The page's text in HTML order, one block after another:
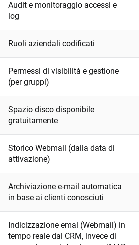
Audit e monitoraggio accessi e
log
Ruoli aziendali codificati
Permessi di visibilità e gestione
(per gruppi)
Spazio disco disponibile
gratuitamente
Storico Webmail (dalla data di
attivazione)
Archiviazione e-mail automatica
in base ai clienti conosciuti
Indicizzazione emal (Webmail) in
tempo reale dal CRM, invece di